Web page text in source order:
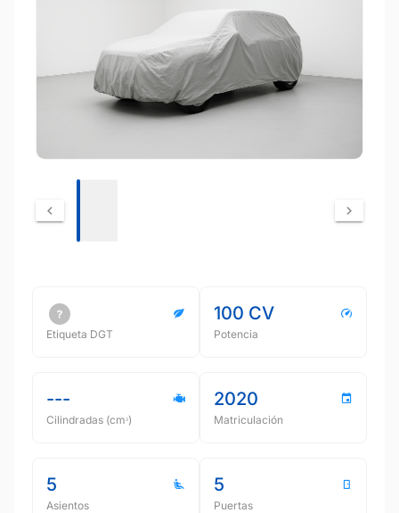
Etiqueta DGT
100 CV
Potencia
---
Cilindradas (cmᵌ)
2020
Matriculación
5
Asientos
5
Puertas